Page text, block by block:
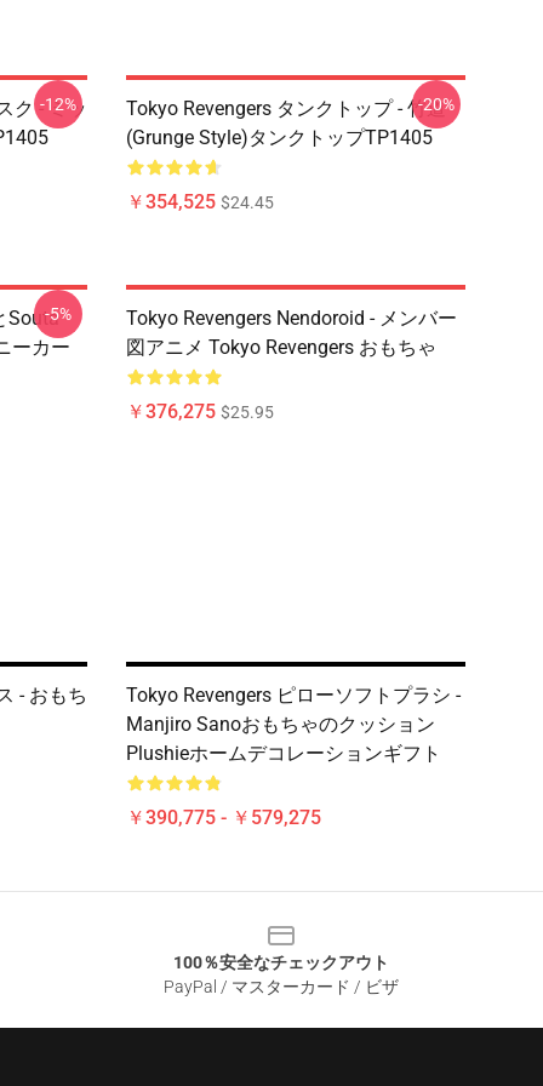
ク - ミッ
-12%
Tokyo Revengers タンクトップ - 竹道
(Grunge Style)タンクトップTP1405
￥354,525 $24.45
-20%
Souta
ーカー
-5%
Tokyo Revengers Nendoroid - メンバー
図アニメ Tokyo Revengers おもちゃ
￥376,275 $25.95
- おもち
Tokyo Revengers ピローソフトプラシ -
Manjiro Sanoおもちゃのクッション
Plushieホームデコレーションギフト
￥390,775 - ￥579,275
100％安全なチェックアウト
PayPal / マスターカード / ビザ